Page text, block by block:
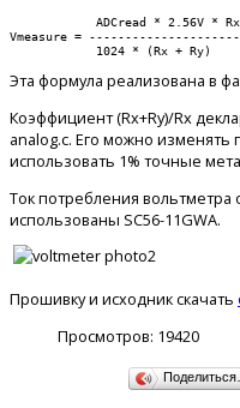
            ADCread * 2.56V * Rx
Vmeasure = ---------------------
Эта формула реализована в
Коэффициент (Rx+Ry)/Rx
analog.c. Его можно
использовать 1% точные
Ток потребления вольтметра
использованы SC56-11GWA.
Прошивку и исходник скачать
Просмотров: 19420